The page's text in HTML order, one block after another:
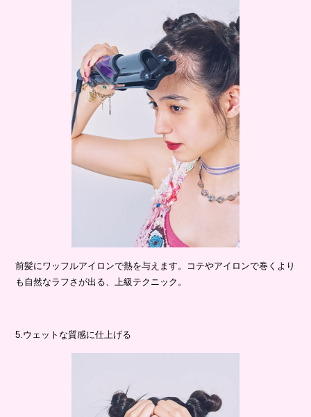
前髪にワッフルアイロンで熱を与えます。コテやアイロンで巻くより
も自然なラフさが出る、上級テクニック。
5.ウェットな質感に仕上げる